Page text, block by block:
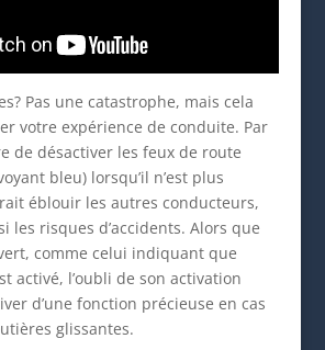
Pas une catastrophe, mais cela
votre expérience de conduite. Par
de désactiver les feux de route
bleu) lorsqu’il n’est plus
éblouir les autres conducteurs,
les risques d’accidents. Alors que
comme celui indiquant que
activé, l’oubli de son activation
d’une fonction précieuse en cas
glissantes.